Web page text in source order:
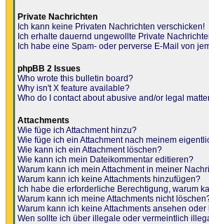
Private Nachrichten
Ich kann keine Privaten Nachrichten verschicken!
Ich erhalte dauernd ungewollte Private
Ich habe eine Spam- oder perverse E-Mail von
phpBB 2 Issues
Who wrote this bulletin board?
Why isn't X feature available?
Who do I contact about abusive and/or legal
Attachments
Wie füge ich Attachment hinzu?
Wie füge ich ein Attachment nach meinem
Wie kann ich ein Attachment löschen?
Wie kann ich mein Dateikommentar editieren?
Warum kann ich mein Attachment in meiner
Warum kann ich keine Attachments hinzufügen?
Ich habe die erforderliche Berechtigung, warum
Warum kann ich meine Attachments nicht
Warum kann ich keine Attachments ansehen
Wen sollte ich über illegale oder vermeintlich